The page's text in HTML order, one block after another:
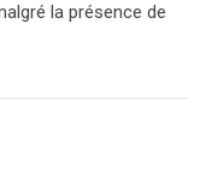
la présence de